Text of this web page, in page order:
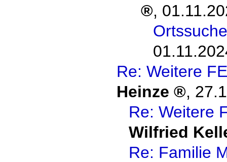
,
Re: Weitere
Heinze
,
Re: Weitere
Wilfried
Re: Familie